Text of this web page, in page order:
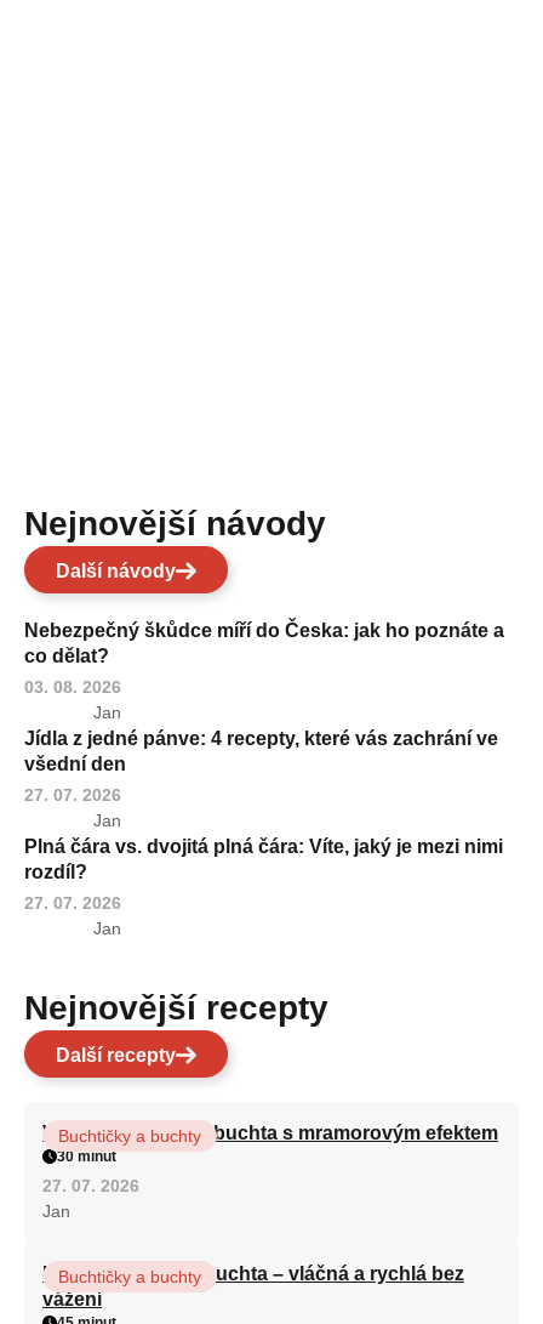
Nejnovější návody
Další návody
Nebezpečný škůdce míří do Česka: jak ho poznáte a
co dělat?
03. 08. 2026
Jan
Jídla z jedné pánve: 4 recepty, které vás zachrání ve
všední den
27. 07. 2026
Jan
Plná čára vs. dvojitá plná čára: Víte, jaký je mezi nimi
rozdíl?
27. 07. 2026
Jan
Nejnovější recepty
Další recepty
Vláčná olejová litá buchta s mramorovým efektem
Buchtičky a buchty
30 minut
27. 07. 2026
Jan
Hrnková maková buchta – vláčná a rychlá bez
vážení
Buchtičky a buchty